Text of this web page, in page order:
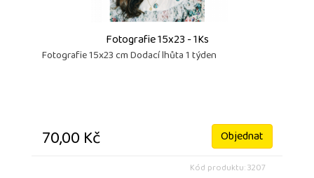
Fotografie 15x23 - 1Ks
Fotografie 15x23 cm Dodací lhůta 1 týden
70,00 Kč Objednat
Kód produktu: 3207